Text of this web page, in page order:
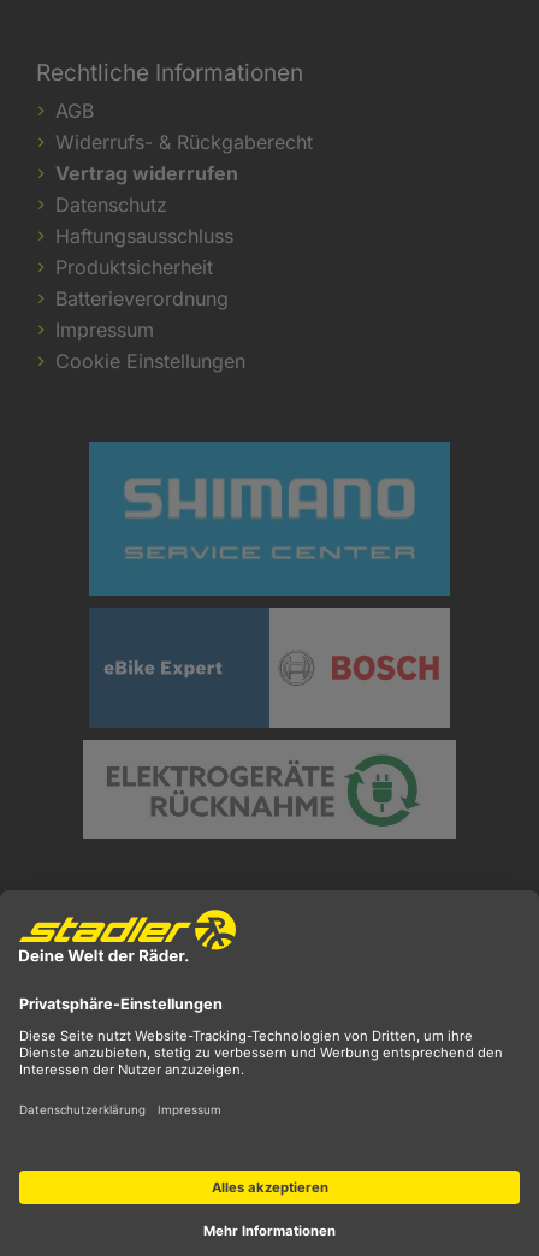
Rechtliche Informationen
AGB
Widerrufs- & Rückgaberecht
Vertrag widerrufen
Datenschutz
Haftungsausschluss
Produktsicherheit
Batterieverordnung
Impressum
Cookie Einstellungen
** ehemaliger UVP
*** Preis entspricht unserem Markteinführungspreis